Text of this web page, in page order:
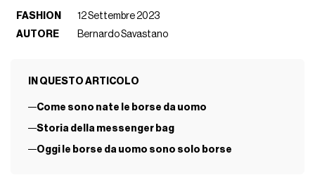
FASHION
12 Settembre 2023
AUTORE
Bernardo Savastano
IN QUESTO ARTICOLO
Come sono nate le borse da uomo
Storia della messenger bag
Oggi le borse da uomo sono solo borse